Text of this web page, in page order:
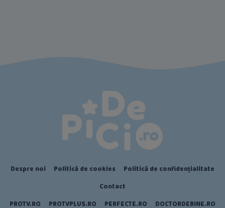
Despre noi Politică de cookies
Politică de confidențialitate
Contact
PROTV.RO
PROTVPLUS.RO PERFECTE.RO DOCTORDEBINE.RO